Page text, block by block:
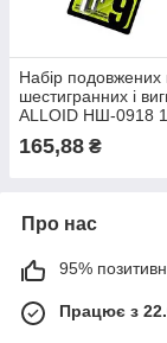
Набір подовжених
шестигранних і
ALLOID НШ-0918
мм (9 предметів)
165,88 ₴
Про нас
95%
Працює з